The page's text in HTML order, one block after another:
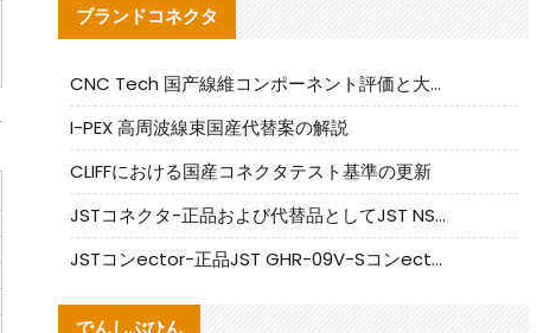
ブランドコネクタ
CNC Tech 国产線維コンポーネント評価と大量生産適合ガイド
I-PEX 高周波線束国産代替案の解説
CLIFFにおける国産コネクタテスト基準の更新
JSTコネクタ-正品および代替品としてJST NSHR-02V-Sコネクタを提供します
JSTコンector-正品JST GHR-09V-Sコンector|代替品提供